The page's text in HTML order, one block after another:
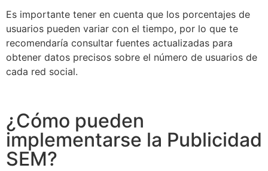
Es importante tener en cuenta que los porcentajes de
usuarios pueden variar con el tiempo, por lo que te
recomendaría consultar fuentes actualizadas para
obtener datos precisos sobre el número de usuarios de
cada red social.
¿Cómo pueden
implementarse la Publicidad
SEM?